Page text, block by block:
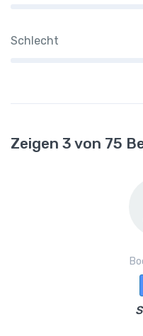
Schlecht
Zeigen 3 von 75